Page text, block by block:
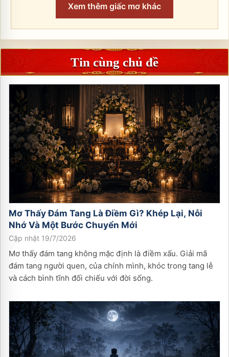
Xem thêm giấc mơ khác
Tin cùng chủ đề
Mơ Thấy Đám Tang Là Điềm Gì? Khép Lại, Nỗi
Nhớ Và Một Bước Chuyển Mới
Cập nhật 19/7/2026
Mơ thấy đám tang không mặc định là điềm xấu. Giải mã
đám tang người quen, của chính mình, khóc trong tang lễ
và cách bình tĩnh đối chiếu với đời sống.